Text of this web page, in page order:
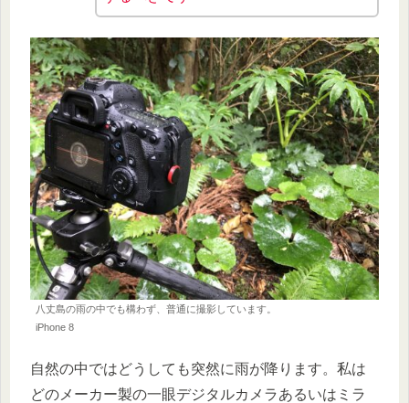
八丈島の雨の中でも構わず、普通に撮影しています。
iPhone 8
自然の中ではどうしても突然に雨が降ります。私は
どのメーカー製の一眼デジタルカメラあるいはミラ